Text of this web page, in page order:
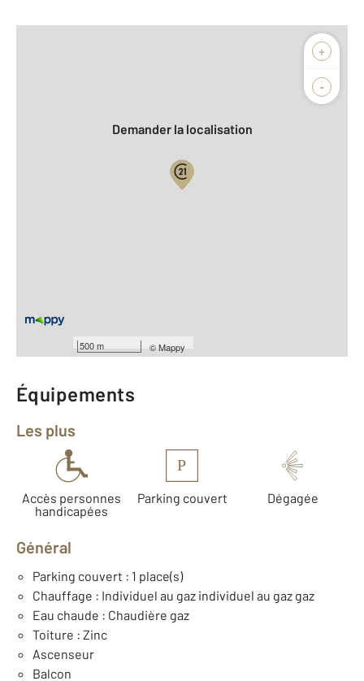
+
-
500 m ©Mappy
Biens vendus
Demander la localisation
Type de construction : Traditionnelle
Année construction : 2027
Équipements
Les plus
Accès personnes
handicapées
P
Parking couvert Dégagée
Général
Parking couvert : 1 place(s)
Chauffage : Individuel au gaz individuel au gaz gaz
Eau chaude : Chaudière gaz
Toiture : Zinc
Ascenseur
Balcon